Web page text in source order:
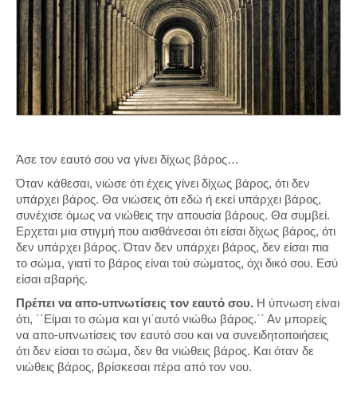
Άσε τον εαυτό σου να γίνει δίχως βάρος…
Όταν κάθεσαι, νιώσε ότι έχεις γίνει δίχως βάρος, ότι δεν
υπάρχει βάρος. Θα νιώσεις ότι εδώ ή εκεί υπάρχει βάρος,
συνέχισε όμως να νιώθεις την απουσία βάρους. Θα συμβεί.
Ερχεται μια στιγμή που αισθάνεσαι ότι είσαι δίχως βάρος, ότι
δεν υπάρχει βάρος. Όταν δεν υπάρχει βάρος, δεν είσαι πια
το σώμα, γιατί το βάρος είναι τού σώματος, όχι δικό σου. Εσύ
είσαι αβαρής.
Πρέπει να απο-υπνωτίσεις τον εαυτό σου. Η ύπνωση είναι
ότι, ΄΄Είμαι το σώμα και γι΄αυτό νιώθω βάρος.΄΄ Αν μπορείς
να απο-υπνωτίσεις τον εαυτό σου και να συνειδητοποιήσεις
ότι δεν είσαι το σώμα, δεν θα νιώθεις βάρος. Και όταν δε
νιώθεις βάρος, βρίσκεσαι πέρα από τον νου.